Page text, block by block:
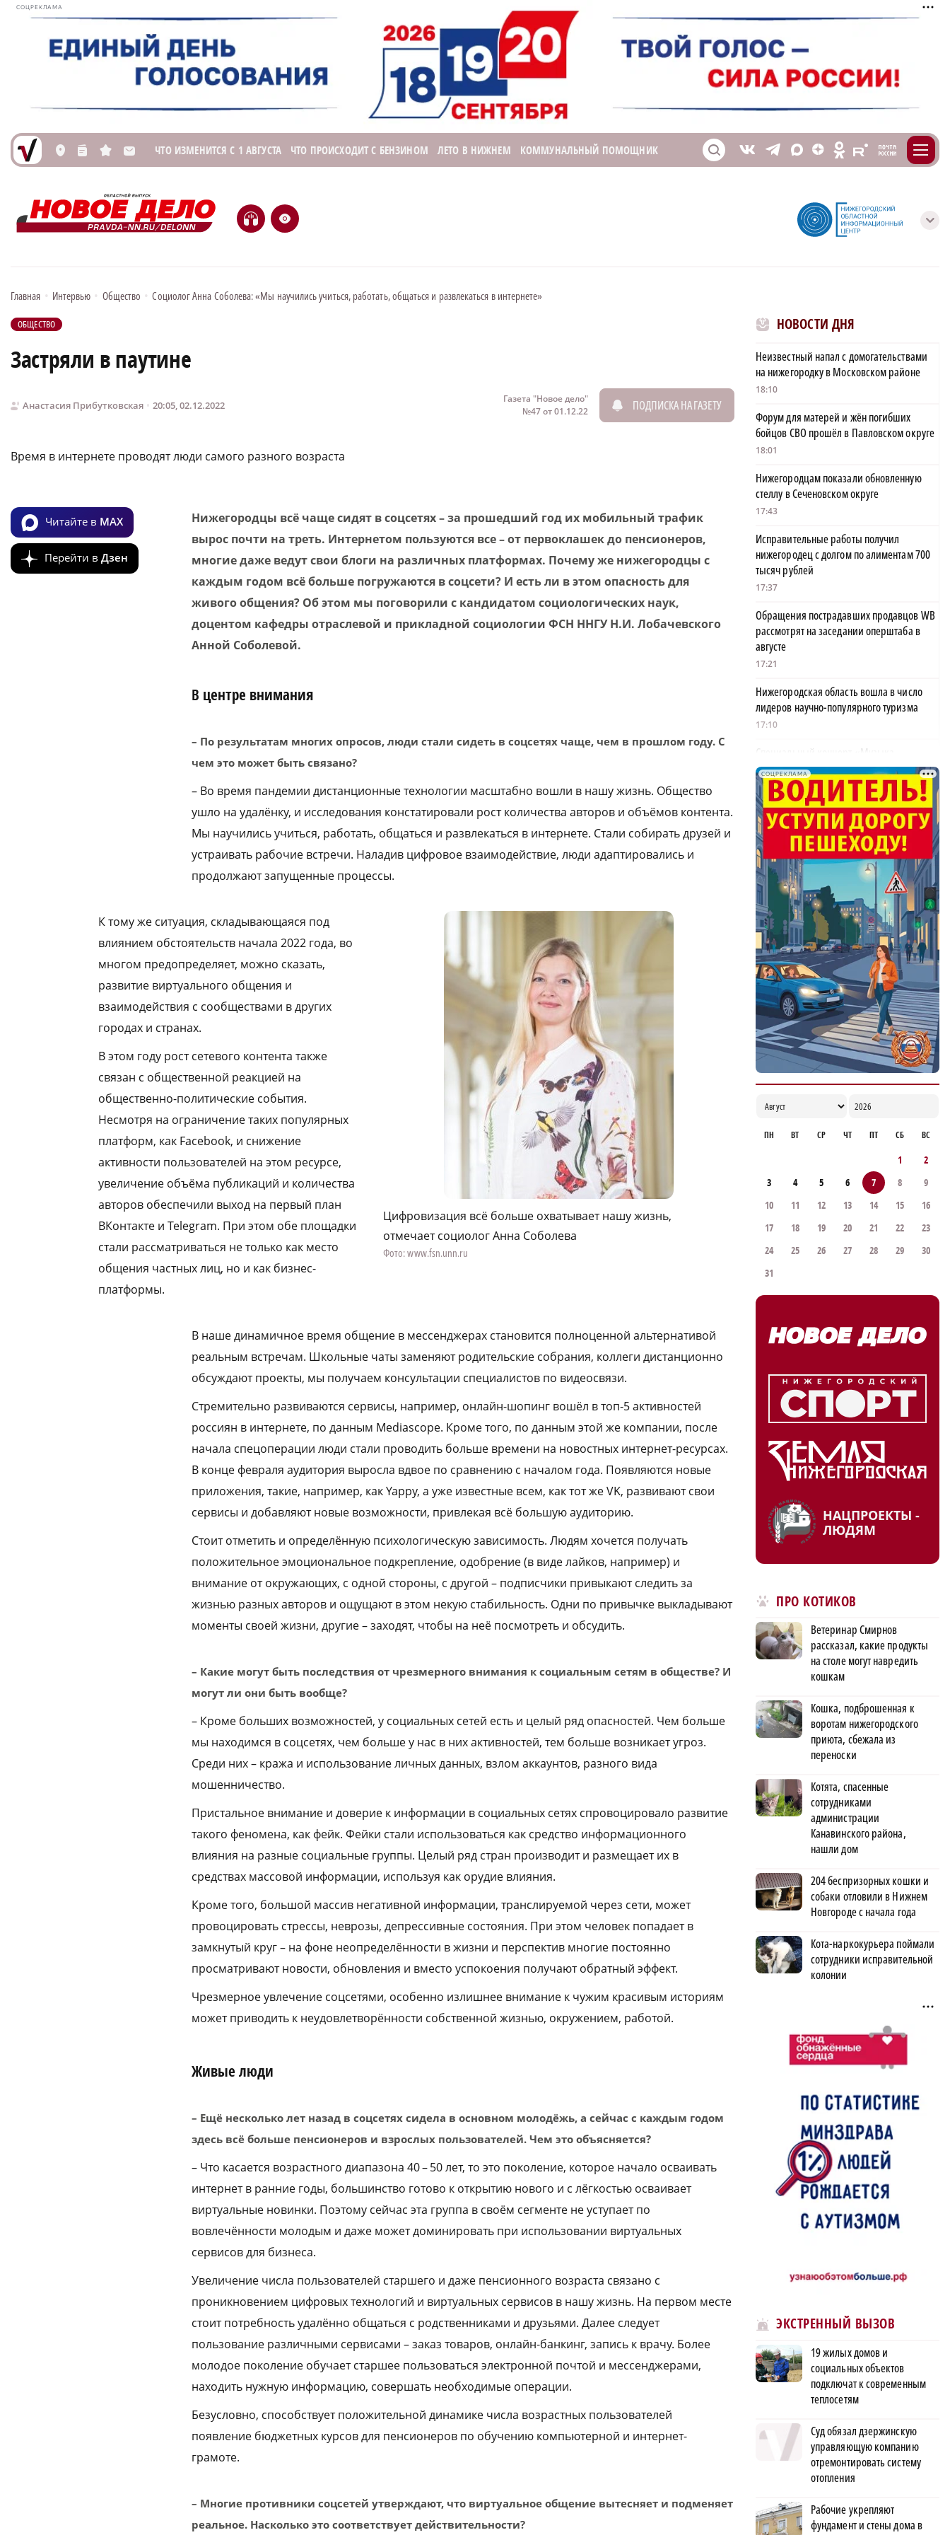
СОЦРЕКЛАМА
L n s M ЧТО ИЗМЕНИТСЯ С 1 АВГУСТА ЧТО ПРОИСХОДИТ С БЕНЗИНОМ ЛЕТО В НИЖНЕМ КОММУНАЛЬНЫЙ ПОМОЩНИК S V T X Z O E m
H e с
Главная • Интервью • Общество • Социолог Анна Соболева: «Мы научились учиться, работать, общаться и развлекаться в интернете»
ОБЩЕСТВО
Застряли в паутине
Анастасия Прибутковская 20:05, 02.12.2022
Газета "Новое дело"
№47 от 01.12.22
ПОДПИСКА НА ГАЗЕТУ
Время в интернете проводят люди самого разного возраста
Читайте в MAX
Перейти в Дзен
Нижегородцы всё чаще сидят в соцсетях – за прошедший год их мобильный трафик
вырос почти на треть. Интернетом пользуются все – от первоклашек до пенсионеров,
многие даже ведут свои блоги на различных платформах. Почему же нижегородцы с
каждым годом всё больше погружаются в соцсети? И есть ли в этом опасность для
живого общения? Об этом мы поговорили с кандидатом социологических наук,
доцентом кафедры отраслевой и прикладной социологии ФСН ННГУ Н.И. Лобачевского
Анной Соболевой.
В центре внимания
– По результатам многих опросов, люди стали сидеть в соцсетях чаще, чем в прошлом году. С
чем это может быть связано?
– Во время пандемии дистанционные технологии масштабно вошли в нашу жизнь. Общество
ушло на удалёнку, и исследования констатировали рост количества авторов и объёмов контента.
Мы научились учиться, работать, общаться и развлекаться в интернете. Стали собирать друзей и
устраивать рабочие встречи. Наладив цифровое взаимодействие, люди адаптировались и
продолжают запущенные процессы.
К тому же ситуация, складывающаяся под
влиянием обстоятельств начала 2022 года, во
многом предопределяет, можно сказать,
развитие виртуального общения и
взаимодействия с сообществами в других
городах и странах.
В этом году рост сетевого контента также
связан с общественной реакцией на
общественно-политические события.
Несмотря на ограничение таких популярных
платформ, как Facebook, и снижение
активности пользователей на этом ресурсе,
увеличение объёма публикаций и количества
авторов обеспечили выход на первый план
ВКонтакте и Telegram. При этом обе площадки
стали рассматриваться не только как место
общения частных лиц, но и как бизнес-
платформы.
Цифровизация всё больше охватывает нашу жизнь,
отмечает социолог Анна Соболева
Фото: www.fsn.unn.ru
В наше динамичное время общение в мессенджерах становится полноценной альтернативой
реальным встречам. Школьные чаты заменяют родительские собрания, коллеги дистанционно
обсуждают проекты, мы получаем консультации специалистов по видеосвязи.
Стремительно развиваются сервисы, например, онлайн-шопинг вошёл в топ‑5 активностей
россиян в интернете, по данным Mediascope. Кроме того, по данным этой же компании, после
начала спецоперации люди стали проводить больше времени на новостных интернет-ресурсах.
В конце февраля аудитория выросла вдвое по сравнению с началом года. Появляются новые
приложения, такие, например, как Yappy, а уже известные всем, как тот же VK, развивают свои
сервисы и добавляют новые возможности, привлекая всё большую аудиторию.
Стоит отметить и определённую психологическую зависимость. Людям хочется получать
положительное эмоциональное подкрепление, одобрение (в виде лайков, например) и
внимание от окружающих, с одной стороны, с другой – подписчики привыкают следить за
жизнью разных авторов и ощущают в этом некую стабильность. Одни по привычке выкладывают
моменты своей жизни, другие – заходят, чтобы на неё посмотреть и обсудить.
– Какие могут быть последствия от чрезмерного внимания к социальным сетям в обществе? И
могут ли они быть вообще?
– Кроме больших возможностей, у социальных сетей есть и целый ряд опасностей. Чем больше
мы находимся в соцсетях, чем больше у нас в них активностей, тем больше возникает угроз.
Среди них – кража и использование личных данных, взлом аккаунтов, разного вида
мошенничество.
Пристальное внимание и доверие к информации в социальных сетях спровоцировало развитие
такого феномена, как фейк. Фейки стали использоваться как средство информационного
влияния на разные социальные группы. Целый ряд стран производит и размещает их в
средствах массовой информации, используя как орудие влияния.
Кроме того, большой массив негативной информации, транслируемой через сети, может
провоцировать стрессы, неврозы, депрессивные состояния. При этом человек попадает в
замкнутый круг – на фоне неопределённости в жизни и перспектив многие постоянно
просматривают новости, обновления и вместо успокоения получают обратный эффект.
Чрезмерное увлечение соцсетями, особенно излишнее внимание к чужим красивым историям
может приводить к неудовлетворённости собственной жизнью, окружением, работой.
Живые люди
– Ещё несколько лет назад в соцсетях сидела в основном молодёжь, а сейчас с каждым годом
здесь всё больше пенсионеров и взрослых пользователей. Чем это объясняется?
– Что касается возрастного диапазона 40 – 50 лет, то это поколение, которое начало осваивать
интернет в ранние годы, большинство готово к открытию нового и с лёгкостью осваивает
виртуальные новинки. Поэтому сейчас эта группа в своём сегменте не уступает по
вовлечённости молодым и даже может доминировать при использовании виртуальных
сервисов для бизнеса.
Увеличение числа пользователей старшего и даже пенсионного возраста связано с
проникновением цифровых технологий и виртуальных сервисов в нашу жизнь. На первом месте
стоит потребность удалённо общаться с родственниками и друзьями. Далее следует
пользование различными сервисами – заказ товаров, онлайн-банкинг, запись к врачу. Более
молодое поколение обучает старшее пользоваться электронной почтой и мессенджерами,
находить нужную информацию, совершать необходимые операции.
Безусловно, способствует положительной динамике числа возрастных пользователей
появление бюджетных курсов для пенсионеров по обучению компьютерной и интернет-
грамоте.
– Многие противники соцсетей утверждают, что виртуальное общение вытесняет и подменяет
реальное. Насколько это соответствует действительности?
НОВОСТИ ДНЯ
Неизвестный напал с домогательствами
на нижегородку в Московском районе
18:10
Форум для матерей и жён погибших
бойцов СВО прошёл в Павловском округе
18:01
Нижегородцам показали обновленную
стеллу в Сеченовском округе
17:43
Исправительные работы получил
нижегородец с долгом по алиментам 700
тысяч рублей
17:37
Обращения пострадавших продавцов WB
рассмотрят на заседании оперштаба в
августе
17:21
Нижегородская область вошла в число
лидеров научно-популярного туризма
17:10
Специальный концерт «Музыка
балконов» пройдет в Нижнем Новгороде
15 августа
17:06
Опасное сливочное масло обнаружили в
Нижегородской области
17:00
АО «Транснефть – Верхняя Волга»
удостоено Благодарности Президента
России
16:59
Жители Навашина предложили меры по
улучшению демографии в округе
16:56
СОЦРЕКЛАМА
ПН ВТ СР ЧТ ПТ СБ ВС
1
2
3
4 5 6 7 8
9
10
11 12 13 14 15
16
17
18 19 20 21 22
23
24
25 26 27 28 29
30
31
НАЦПРОЕКТЫ -
ЛЮДЯМ
ПРО КОТИКОВ
Ветеринар Смирнов
рассказал, какие продукты
на столе могут навредить
кошкам
Кошка, подброшенная к
воротам нижегородского
приюта, сбежала из
переноски
Котята, спасенные
сотрудниками
администрации
Канавинского района,
нашли дом
204 беспризорных кошки и
собаки отловили в Нижнем
Новгороде с начала года
Кота-наркокурьера поймали
сотрудники исправительной
колонии
ЭКСТРЕННЫЙ ВЫЗОВ
19 жилых домов и
социальных объектов
подключат к современным
теплосетям
Суд обязал дзержинскую
управляющую компанию
отремонтировать систему
отопления
Рабочие укрепляют
фундамент и стены дома в